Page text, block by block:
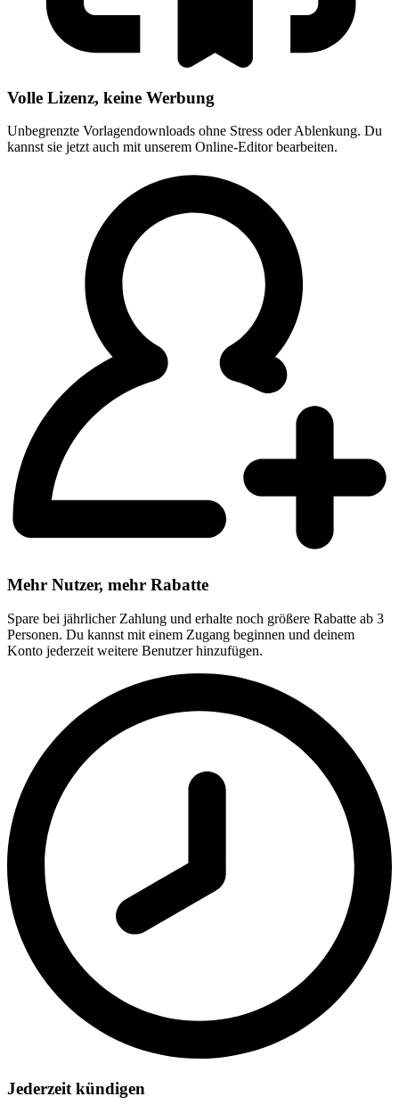
Volle Lizenz, keine Werbung
Unbegrenzte Vorlagendownloads ohne Stress oder Ablenkung. Du
kannst sie jetzt auch mit unserem Online-Editor bearbeiten.
Mehr Nutzer, mehr Rabatte
Spare bei jährlicher Zahlung und erhalte noch größere Rabatte ab 3
Personen. Du kannst mit einem Zugang beginnen und deinem
Konto jederzeit weitere Benutzer hinzufügen.
Jederzeit kündigen